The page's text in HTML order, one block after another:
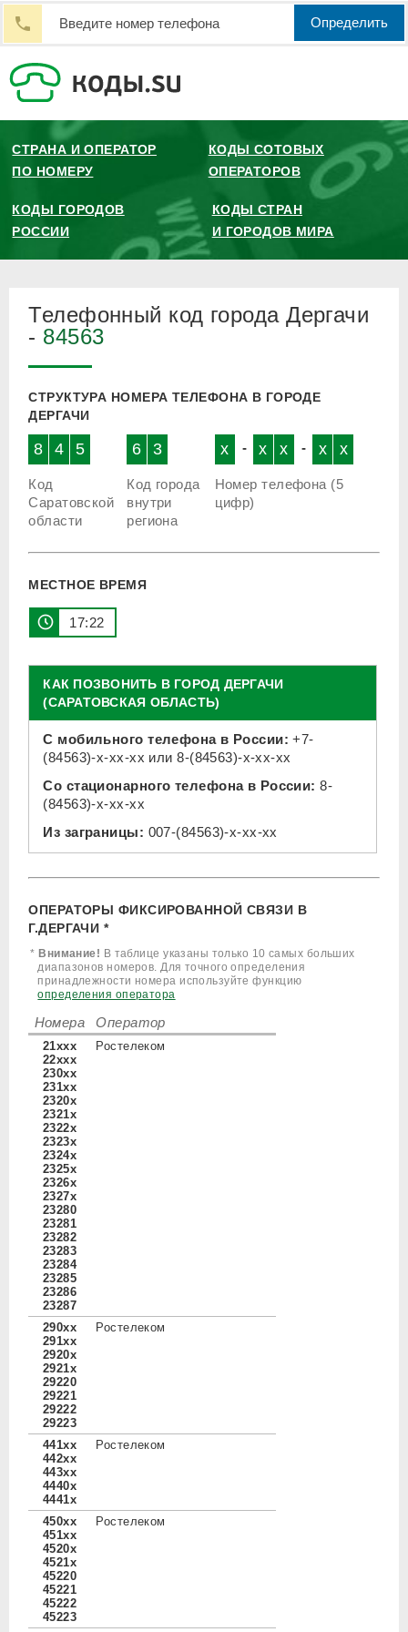
Определить
СТРАНА И ОПЕРАТОР
ПО НОМЕРУ
КОДЫ СОТОВЫХ
ОПЕРАТОРОВ
КОДЫ ГОРОДОВ
РОССИИ
КОДЫ СТРАН
И ГОРОДОВ МИРА
Телефонный код города Дергачи
- 84563
СТРУКТУРА НОМЕРА ТЕЛЕФОНА В ГОРОДЕ
ДЕРГАЧИ
8 4 5
Код
Саратовской
области
6 3
Код города
внутри
региона
x - x x - x x
Номер телефона (5
цифр)
МЕСТНОЕ ВРЕМЯ
17 22
КАК ПОЗВОНИТЬ В ГОРОД ДЕРГАЧИ
(САРАТОВСКАЯ ОБЛАСТЬ)
С мобильного телефона в России: +7-
(84563)-x-xx-xx или8-(84563)-x-xx-xx
Со стационарного телефона в России: 8-
(84563)-x-xx-xx
Из заграницы: 007-(84563)-x-xx-xx
ОПЕРАТОРЫ ФИКСИРОВАННОЙ СВЯЗИ В
Г.ДЕРГАЧИ *
* Внимание! В таблице указаны только 10 самых больших
диапазонов номеров. Для точного определения
принадлежности номера используйте функцию
определения оператора
Номера Оператор
21xxx
22xxx
230xx
231xx
2320x
2321x
2322x
2323x
2324x
2325x
2326x
2327x
23280
23281
23282
23283
23284
23285
23286
23287
Ростелеком
290xx
291xx
2920x
2921x
29220
29221
29222
29223
Ростелеком
441xx
442xx
443xx
4440x
4441x
Ростелеком
450xx
451xx
4520x
4521x
45220
45221
45222
45223
Ростелеком